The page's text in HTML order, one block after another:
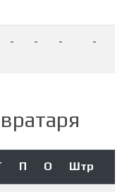
- - - -
П О Штр